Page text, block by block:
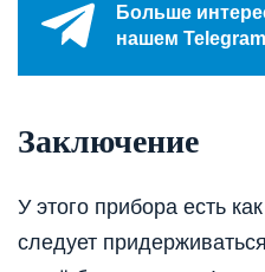
Больше
нашем
Заключение
У этого прибора есть
следует